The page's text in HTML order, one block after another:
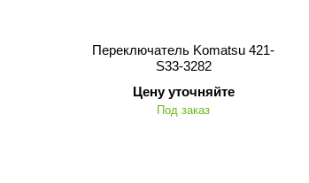
Переключатель Komatsu 421-
S33-3282
Цену уточняйте
Под заказ